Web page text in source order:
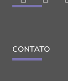
CONTATO